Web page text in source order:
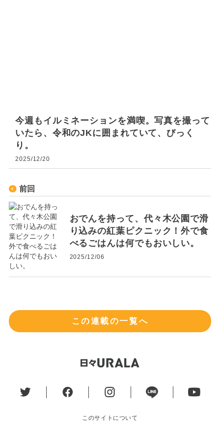
今週もイルミネーションを満喫。写真を撮って
いたら、令和のJKに囲まれていて、びっく
り。
2025/12/20
前回
おでんを持って、代々木公園で滑
り込みの紅葉ピクニック！外で食
べるごはんは何でもおいしい。
2025/12/06
この連載の一覧へ
このサイトについて